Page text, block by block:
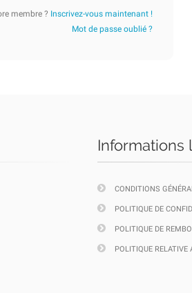
membre ? Inscrivez-vous maintenant !
Mot de passe oublié ?
Informations
CONDITIONS
POLITIQUE DE
POLITIQUE DE
POLITIQUE RELATIVE